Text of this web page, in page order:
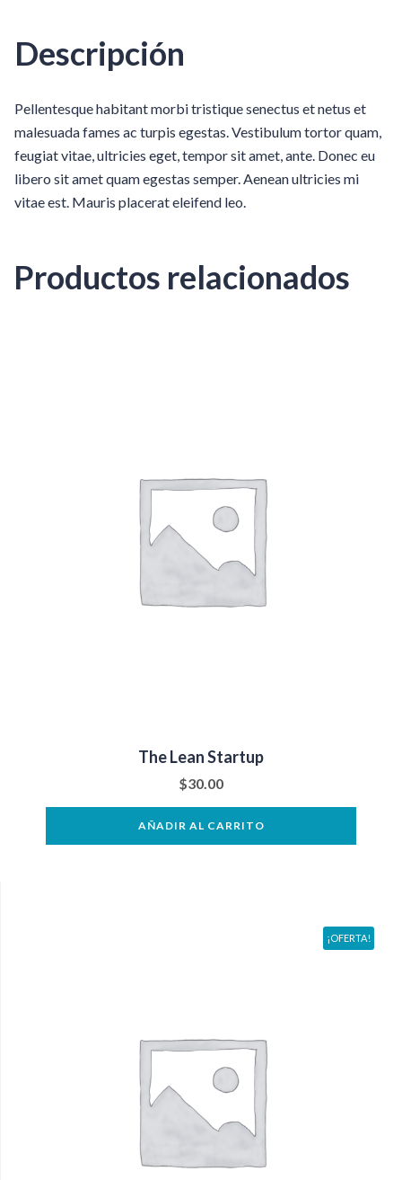
Descripción
Pellentesque habitant morbi tristique senectus et netus et
malesuada fames ac turpis egestas. Vestibulum tortor quam,
feugiat vitae, ultricies eget, tempor sit amet, ante. Donec eu
libero sit amet quam egestas semper. Aenean ultricies mi
vitae est. Mauris placerat eleifend leo.
Productos relacionados
The Lean Startup
$30.00
AÑADIR AL CARRITO
¡OFERTA!